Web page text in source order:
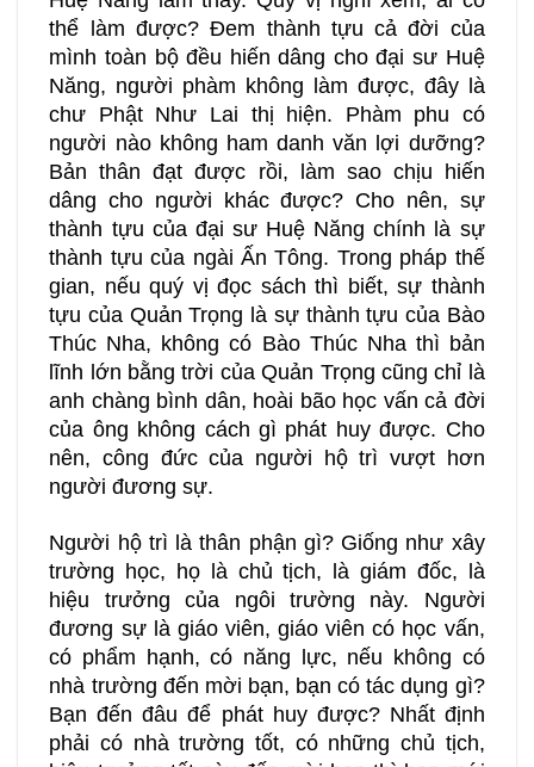
thể làm được? Đem thành tựu cả đời của
mình toàn bộ đều hiến dâng cho đại sư Huệ
Năng, người phàm không làm được, đây là
chư Phật Như Lai thị hiện. Phàm phu có
người nào không ham danh văn lợi dưỡng?
Bản thân đạt được rồi, làm sao chịu hiến
dâng cho người khác được? Cho nên, sự
thành tựu của đại sư Huệ Năng chính là sự
thành tựu của ngài Ấn Tông. Trong pháp thế
gian, nếu quý vị đọc sách thì biết, sự thành
tựu của Quản Trọng là sự thành tựu của Bào
Thúc Nha, không có Bào Thúc Nha thì bản
lĩnh lớn bằng trời của Quản Trọng cũng chỉ là
anh chàng bình dân, hoài bão học vấn cả đời
của ông không cách gì phát huy được. Cho
nên, công đức của người hộ trì vượt hơn
người đương sự.
Người hộ trì là thân phận gì? Giống như xây
trường học, họ là chủ tịch, là giám đốc, là
hiệu trưởng của ngôi trường này. Người
đương sự là giáo viên, giáo viên có học vấn,
có phẩm hạnh, có năng lực, nếu không có
nhà trường đến mời bạn, bạn có tác dụng gì?
Bạn đến đâu để phát huy được? Nhất định
phải có nhà trường tốt, có những chủ tịch,